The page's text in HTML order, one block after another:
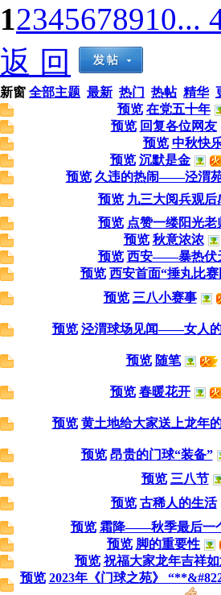
12345678910...
返 回
新窗 全部主题 最新 热门 热帖 精华
预览 在党五十年
预览 回复各位网友
预览 中秋快
预览 沉默是金
预览 久违的热闹——泾渭
预览 九三大阅兵观后
预览 点赞一缕阳光老
预览 秋意浓浓
预览 西安——暴热伏
预览 西安首面“捶丸比
预览 三八小赛事
预览 泾渭球场见闻——女人
预览 随笔
预览 春暖花开
预览 黄土地给大家送上龙年
预览 昂贵的门球“装备”
预览 三八节
预览 古稀人的生活
预览 霜降——秋季最后一
预览 脚的重要性
预览 祝福大家龙年吉祥
预览 2023年《门球之苑》